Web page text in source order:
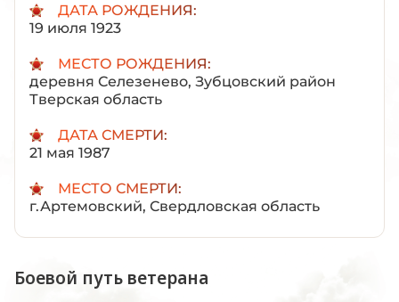
ДАТА РОЖДЕНИЯ:
19 июля 1923
МЕСТО РОЖДЕНИЯ:
деревня Селезенево, Зубцовский район
Тверская область
ДАТА СМЕРТИ:
21 мая 1987
МЕСТО СМЕРТИ:
г.Артемовский, Свердловская область
Боевой путь ветерана